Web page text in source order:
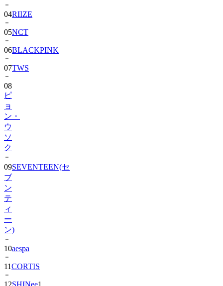
05NCT
06BLACKPINK
07TWS
08
ピ
ョ
ン・
ウ
ソ
ク
09
ブ
ン
テ
ィ
ー
ン)
10aespa
11CORTIS
12SHINee1
13BIGBANG